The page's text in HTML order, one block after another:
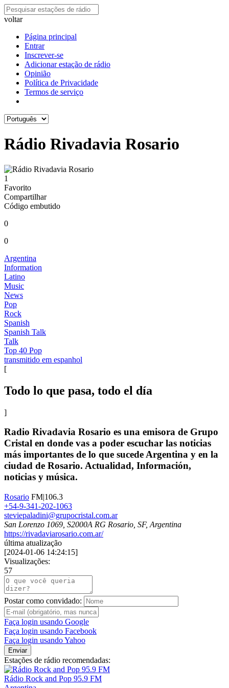
voltar
Página principal
Entrar
Inscrever-se
Adicionar estação de rádio
Opinião
Política de Privacidade
Termos de serviço
Rádio Rivadavia Rosario
1
Favorito
Compartilhar
Código embutido
0
0
Argentina
Information
Latino
Music
News
Pop
Rock
Spanish
Spanish Talk
Talk
Top 40 Pop
transmitido em espanhol
[
Todo lo que pasa, todo el día
]
Radio Rivadavia Rosario es una emisora de Grupo
Cristal en donde vas a poder escuchar las noticias
más importantes de lo que sucede Argentina y en la
ciudad de Rosario. Actualidad, Información,
noticias y música.
Rosario FM|106.3
+54-9-341-202-1063
steviepaladini@grupocristal.com.ar
San Lorenzo 1069, S2000A RG Rosario, SF, Argentina
https://rivadaviarosario.com.ar/
última atualização
[2024-01-06 14:24:15]
Visualizações:
57
Postar como convidado:
Faça login usando Google
Faça login usando Facebook
Faça login usando Yahoo
Enviar
Estações de rádio recomendadas:
Rádio Rock and Pop 95.9 FM